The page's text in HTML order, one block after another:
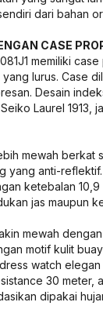
dari bahan
CASE
memiliki
lurus. Case
Desain
Laurel 1913,
mewah berkat
yang anti-
ketebalan
jas maupun
mewah
motif kulit
watch elegan
30 meter,
dipakai